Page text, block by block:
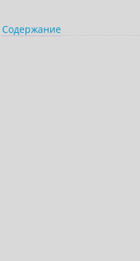
Содержание